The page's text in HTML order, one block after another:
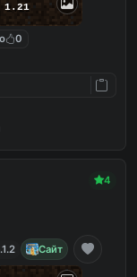
0
4
Сайт